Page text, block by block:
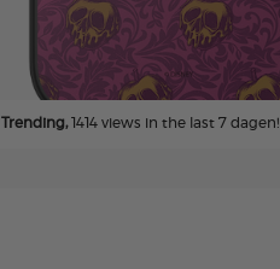
Trending,1414 views in the last 7 dagen!